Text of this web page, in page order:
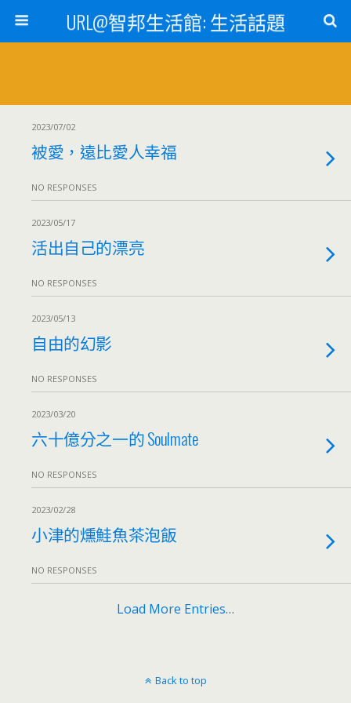
URL@智邦生活館: 生活話題
2023/07/02
被愛，遠比愛人幸福
NO RESPONSES
2023/05/17
活出自己的漂亮
NO RESPONSES
2023/05/13
自由的幻影
NO RESPONSES
2023/03/20
六十億分之一的 Soulmate
NO RESPONSES
2023/02/28
小津的燻鮭魚茶泡飯
NO RESPONSES
Load More Entries…
Back to top